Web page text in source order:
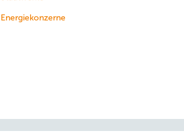
Energiekonzerne